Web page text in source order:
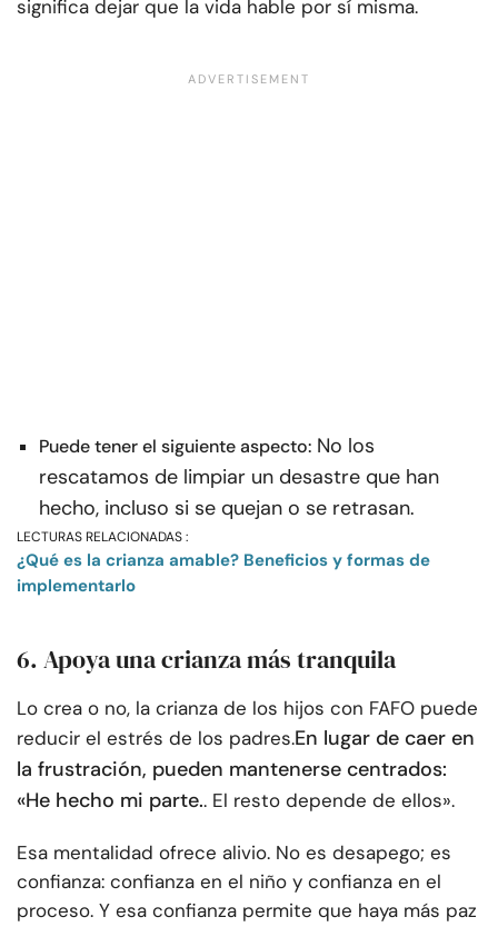
significa dejar que la vida hable por sí misma.
Puede tener el siguiente aspecto: No los
rescatamos de limpiar un desastre que han
hecho, incluso si se quejan o se retrasan.
LECTURAS RELACIONADAS :
¿Qué es la crianza amable? Beneficios y formas de
implementarlo
6. Apoya una crianza más tranquila
Lo crea o no, la crianza de los hijos con FAFO puede
reducir el estrés de los padres.En lugar de caer en
la frustración, pueden mantenerse centrados:
«He hecho mi parte.. El resto depende de ellos».
Esa mentalidad ofrece alivio. No es desapego; es
confianza: confianza en el niño y confianza en el
proceso. Y esa confianza permite que haya más paz